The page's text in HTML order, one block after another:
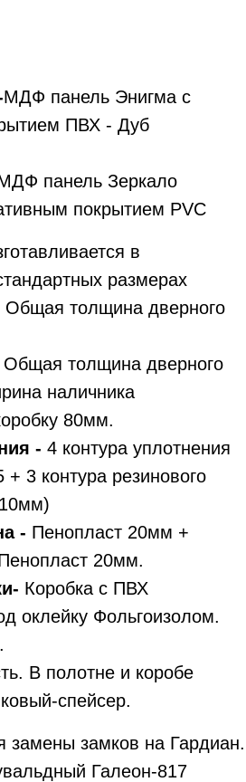
МДФ панель Энигма с
ПВХ - Дуб
панель Зеркало
покрытием PVC
в
размерах
Общая толщина дверного
Общая толщина дверного
наличника
80мм.
- 4 контура уплотнения
3 контура резинового
- Пенопласт 20мм +
20мм.
Коробка с ПВХ
оклейку Фольгоизолом.
В полотне и коробе
спейсер.
замены замков на Гардиан.
Галеон-817